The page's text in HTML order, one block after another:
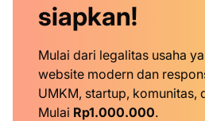
siapkan!
Mulai dari legalitas usaha
website modern dan
UMKM, startup, komunitas,
Mulai Rp1.000.000.